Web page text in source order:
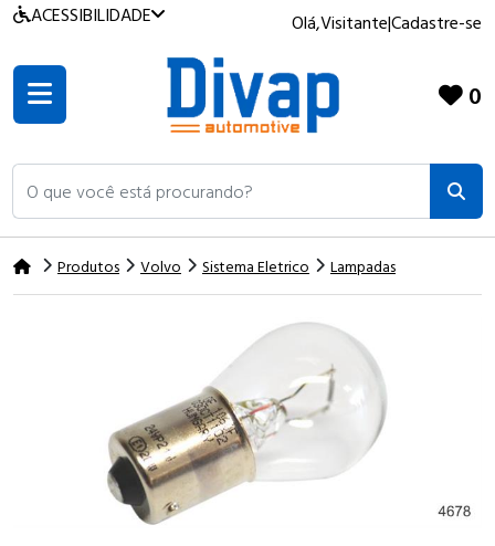
ACESSIBILIDADE Olá,Visitante|Cadastre-se
O que você está procurando?
0
Produtos Volvo Sistema Eletrico Lampadas